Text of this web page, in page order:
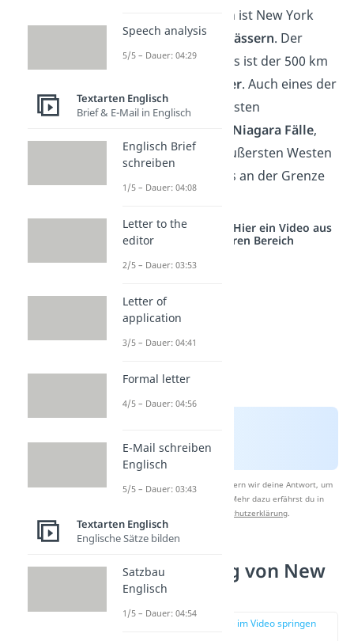
Neben den Bergen ist New York
auch reich an Gewässern. Der
bedeutendste Fluss ist der 500 km
Hudson River. Auch eines der
weltweit bekanntesten
Niagara Fälle,
befindet sich im äußersten Westen
des Bundesstaates an der Grenze
zu Kanada.
Studyflix vernetzt: Hier ein Video aus
einem anderen Bereich
Nach Beantwortung speichern wir deine Antwort, um
Studyflix zu verbessern. Mehr dazu erfährst du in
Datenschutzerklärung.
Bevölkerung von New
York
zur Stelle im Video springen
Speech analysis
5/5 – Dauer: 04:29
Textarten Englisch
Brief & E-Mail in Englisch
Englisch Brief
schreiben
1/5 – Dauer: 04:08
Letter to the
editor
2/5 – Dauer: 03:53
Letter of
application
3/5 – Dauer: 04:41
Formal letter
4/5 – Dauer: 04:56
E-Mail schreiben
Englisch
5/5 – Dauer: 03:43
Textarten Englisch
Englische Sätze bilden
Satzbau
Englisch
1/5 – Dauer: 04:54